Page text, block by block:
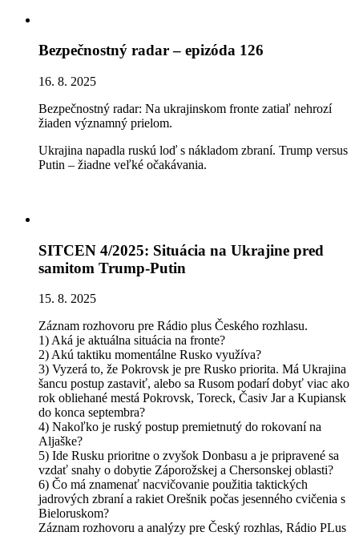
Bezpečnostný radar – epizóda 126
16. 8. 2025
Bezpečnostný radar: Na ukrajinskom fronte zatiaľ nehrozí
žiaden významný prielom.
Ukrajina napadla ruskú loď s nákladom zbraní. Trump versus
Putin – žiadne veľké očakávania.
SITCEN 4/2025: Situácia na Ukrajine pred
samitom Trump-Putin
15. 8. 2025
Záznam rozhovoru pre Rádio plus Českého rozhlasu.
1) Aká je aktuálna situácia na fronte?
2) Akú taktiku momentálne Rusko využíva?
3) Vyzerá to, že Pokrovsk je pre Rusko priorita. Má Ukrajina
šancu postup zastaviť, alebo sa Rusom podarí dobyť viac ako
rok obliehané mestá Pokrovsk, Toreck, Časiv Jar a Kupiansk
do konca septembra?
4) Nakoľko je ruský postup premietnutý do rokovaní na
Aljaške?
5) Ide Rusku prioritne o zvyšok Donbasu a je pripravené sa
vzdať snahy o dobytie Záporožskej a Chersonskej oblasti?
6) Čo má znamenať nacvičovanie použitia taktických
jadrových zbraní a rakiet Orešnik počas jesenného cvičenia s
Bieloruskom?
Záznam rozhovoru a analýzy pre Český rozhlas, Rádio PLus